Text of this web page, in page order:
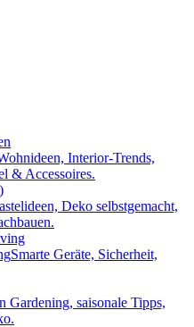
Interior-Trends,
& Accessoires.
Deko selbstgemacht,
Smarte Geräte, Sicherheit,
Gardening, saisonale Tipps,